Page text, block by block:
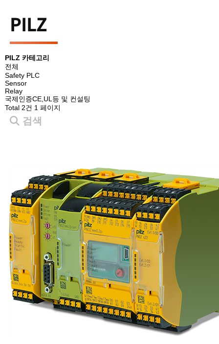
PILZ
PILZ 카테고리
전체
Safety PLC
Sensor
Relay
국제인증CE,UL등 및 컨설팅
Total 2건 1 페이지
검색